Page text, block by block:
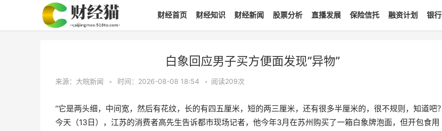
财经首页 财经知识 财经新闻 股票分析 直播发展 保险信托 融资计划 银
白象回应男子买方便面发现“异物”
来源：大皖新闻 • 时间：2026-08-08 18:54 • 阅读209次
“它是两头细，中间宽，然后有花纹，长的有四五厘米，短的两三厘米，还有很多半厘米的，很不规则，知道吧
今天（13日），江苏的消费者高先生告诉都市现场记者，他今年3月在苏州购买了一箱白象牌泡面，但开包食用